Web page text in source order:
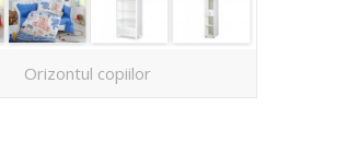
Orizontul copiilor